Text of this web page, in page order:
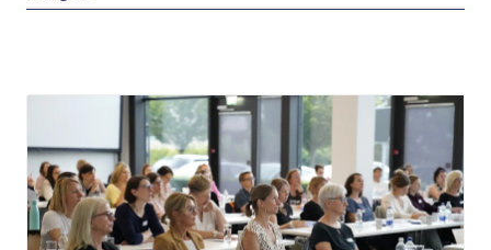
Building Technology
Headquarters
Advanced Manufacturing
Innovation
Nachhaltigkeit